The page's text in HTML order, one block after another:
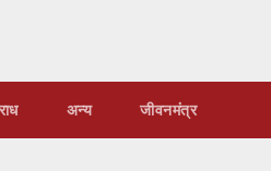
अन्य जीवनमंत्र